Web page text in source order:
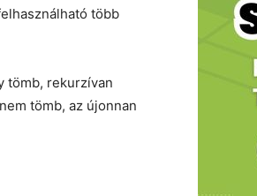
több
tömb, rekurzívan
tömb, az újonnan